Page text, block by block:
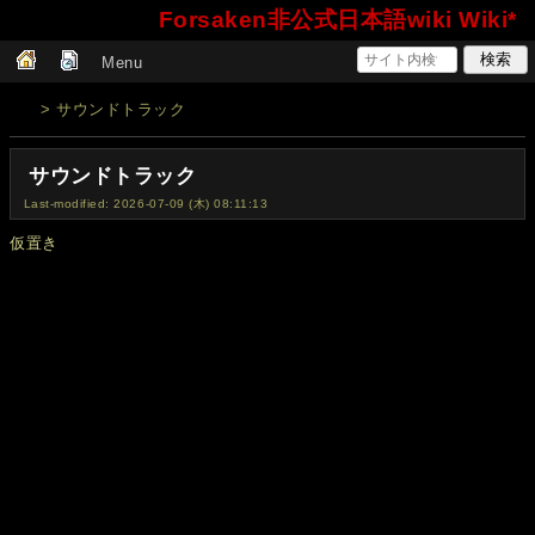
Forsaken非公式日本語wiki Wiki*
Menu
> サウンドトラック
サウンドトラック
Last-modified: 2026-07-09 (木) 08:11:13
仮置き